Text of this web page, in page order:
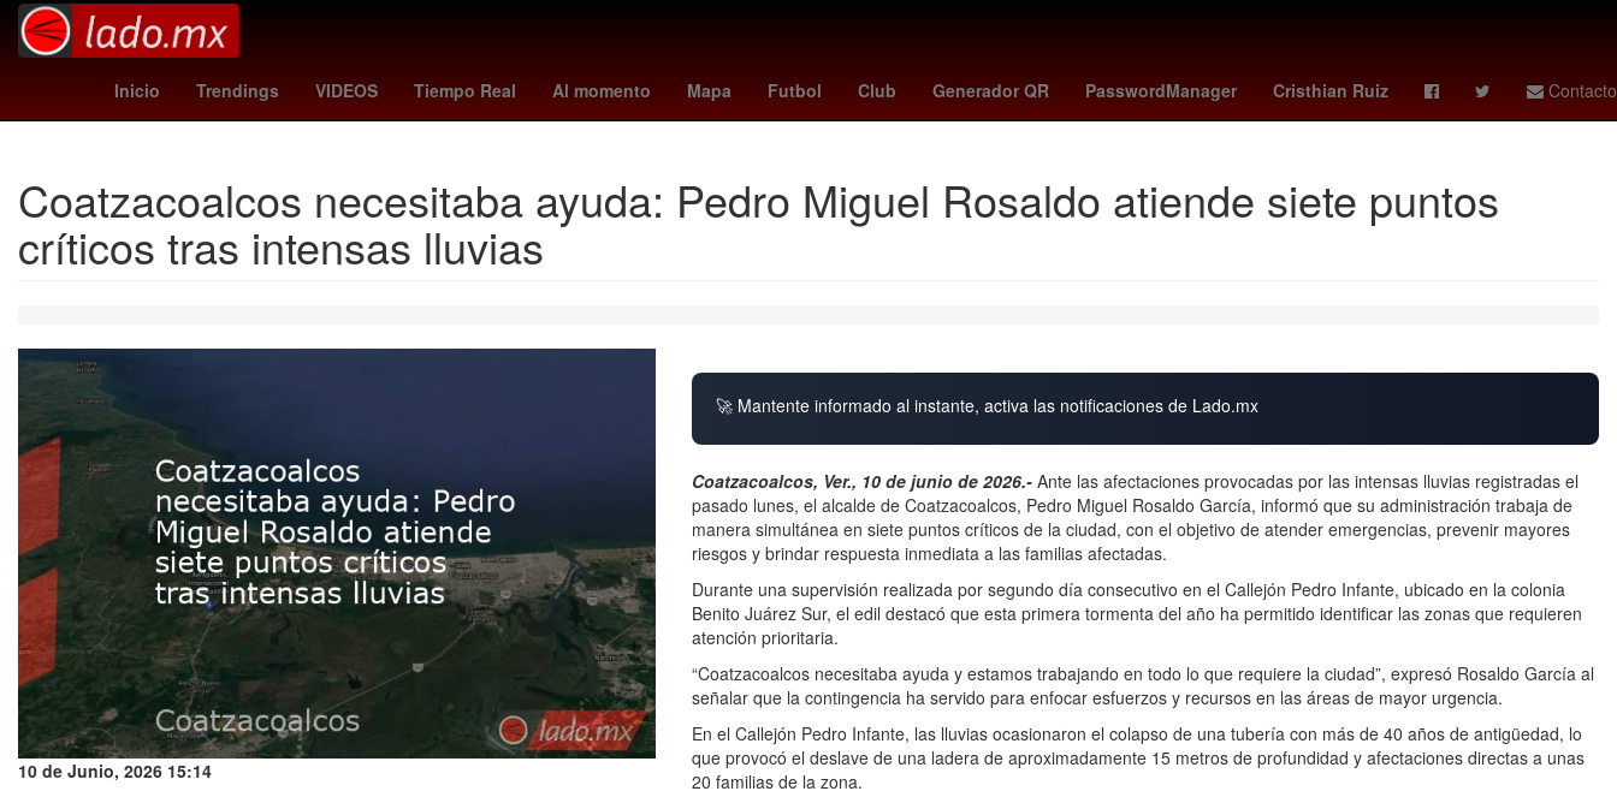
Inicio Trendings VIDEOS Tiempo Real Al momento Mapa Futbol Club Generador QR PasswordManager Cristhian Ruiz Contacto
Maradona milan tubi Rosario Anthony Davis Oblivion tottenham Pago Achraf Hakimi España
Coatzacoalcos necesitaba ayuda: Pedro Miguel Rosaldo atiende siete puntos
críticos tras intensas lluvias
10 de Junio, 2026 15:14
🚀 Mantente informado al instante, activa las notificaciones de Lado.mx
Coatzacoalcos, Ver., 10 de junio de 2026.- Ante las afectaciones provocadas por las intensas lluvias registradas el
pasado lunes, el alcalde de Coatzacoalcos, Pedro Miguel Rosaldo García, informó que su administración trabaja de
manera simultánea en siete puntos críticos de la ciudad, con el objetivo de atender emergencias, prevenir mayores
riesgos y brindar respuesta inmediata a las familias afectadas.
Durante una supervisión realizada por segundo día consecutivo en el Callejón Pedro Infante, ubicado en la colonia
Benito Juárez Sur, el edil destacó que esta primera tormenta del año ha permitido identificar las zonas que requieren
atención prioritaria.
“Coatzacoalcos necesitaba ayuda y estamos trabajando en todo lo que requiere la ciudad”, expresó Rosaldo García al
señalar que la contingencia ha servido para enfocar esfuerzos y recursos en las áreas de mayor urgencia.
En el Callejón Pedro Infante, las lluvias ocasionaron el colapso de una tubería con más de 40 años de antigüedad, lo
que provocó el deslave de una ladera de aproximadamente 15 metros de profundidad y afectaciones directas a unas
20 familias de la zona.